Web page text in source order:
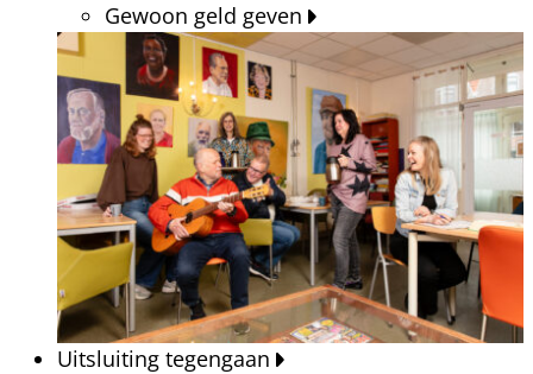
Gewoon geld geven
Uitsluiting tegengaan